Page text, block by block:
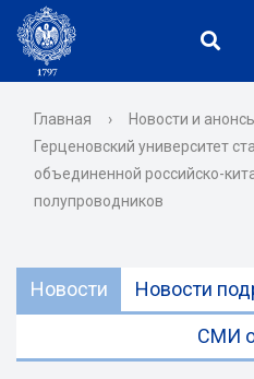
Главная › Новости и
Герценовский университет
объединенной российско-
полупроводников
Новости Новости
СМИ